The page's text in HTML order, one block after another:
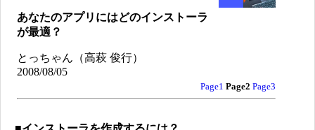
あなたのアプリにはどのインストーラ
が最適？
とっちゃん（高萩 俊行）
2008/08/05
Page1 Page2 Page3